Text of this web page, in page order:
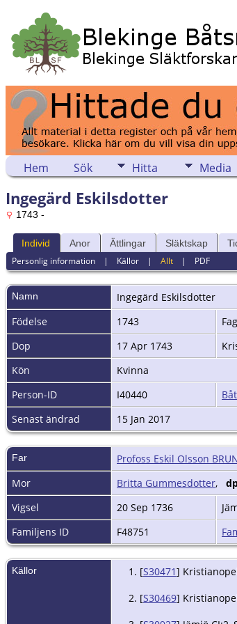
Hem Sök Hitta Media
Ingegärd Eskilsdotter
1743 -
Individ Anor Ättlingar Släktskap
Personlig information | Källor |Allt | PDF
Namn Ingegärd Eskilsdotter
Födelse
1743
Dop
17 Apr 1743
Kön
Kvinna
Person-ID
I40440
Senast ändrad
15 Jan 2017
Far Profoss Eskil Olsson
Mor
Britta Gummesdotter,
Vigsel
20 Sep 1736
Familjens ID
F48751
Källor [S30471]
[S30469]